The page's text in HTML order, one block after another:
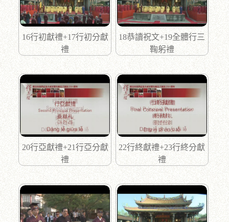
16行初獻禮+17行初分獻
禮
18恭讀祝文+19全體行三
鞠躬禮
20行亞獻禮+21行亞分獻
禮
22行終獻禮+23行終分獻
禮